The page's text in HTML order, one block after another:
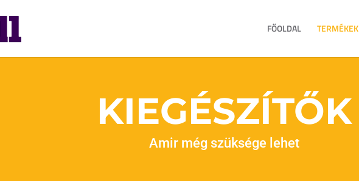
FŐOLDAL TERMÉKEK
KIEGÉSZÍTŐK
Amir még szüksége lehet